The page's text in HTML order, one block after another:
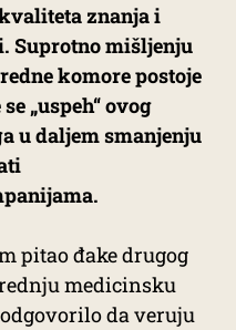
znanja i
Suprotno mišljenju
komore postoje
„uspeh“ ovog
u daljem smanjenju
pitao đake drugog
medicinsku
da veruju